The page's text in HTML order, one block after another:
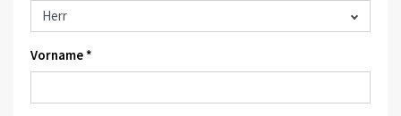
Vorname *